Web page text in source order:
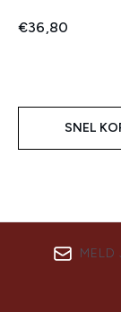
€36,80
SNEL
MELD